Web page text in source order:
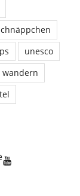
unesco
wandern